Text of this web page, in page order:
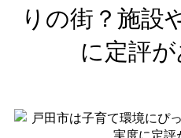
りの街？施設
に定評